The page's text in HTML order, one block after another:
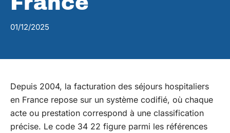
01/12/2025
Depuis 2004, la facturation des séjours hospitaliers
en France repose sur un système codifié, où chaque
acte ou prestation correspond à une classification
précise. Le code 34 22 figure parmi les références